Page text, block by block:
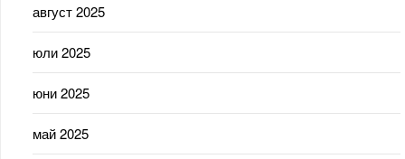
август 2025
юли 2025
юни 2025
май 2025